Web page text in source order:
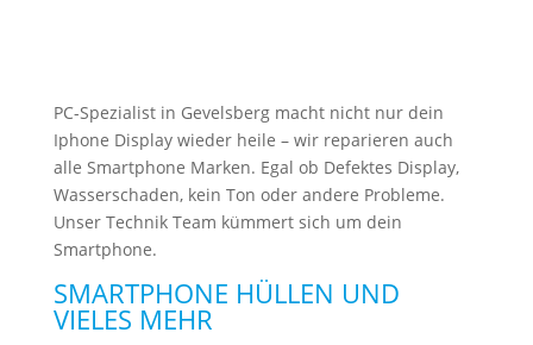
PC-Spezialist in Gevelsberg macht nicht nur dein
Iphone Display wieder heile – wir reparieren auch
alle Smartphone Marken. Egal ob Defektes Display,
Wasserschaden, kein Ton oder andere Probleme.
Unser Technik Team kümmert sich um dein
Smartphone.
SMARTPHONE HÜLLEN UND
VIELES MEHR